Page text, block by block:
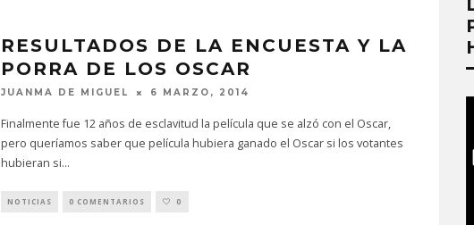
RESULTADOS DE LA ENCUESTA Y LA
PORRA DE LOS OSCAR
JUANMA DE MIGUEL 6 MARZO, 2014
Finalmente fue 12 años de esclavitud la película que se alzó con el Oscar,
pero queríamos saber que película hubiera ganado el Oscar si los votantes
hubieran si...
NOTICIAS 0 COMENTARIOS 0